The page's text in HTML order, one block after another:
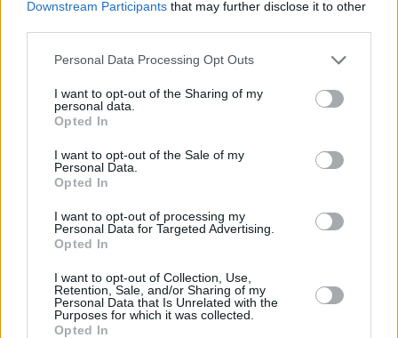
Downstream Participants that may further disclose it to other
Personal Data Processing Opt Outs
I want to opt-out of the Sharing of my
personal data.
Opted In
I want to opt-out of the Sale of my
Personal Data.
Opted In
I want to opt-out of processing my
Personal Data for Targeted Advertising.
Opted In
I want to opt-out of Collection, Use,
Retention, Sale, and/or Sharing of my
Personal Data that Is Unrelated with the
Purposes for which it was collected.
Opted In